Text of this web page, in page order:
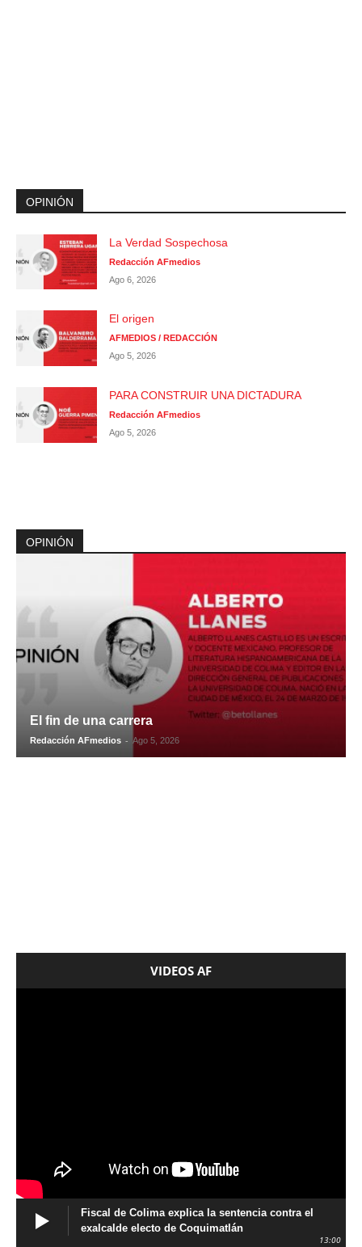
OPINIÓN
La Verdad Sospechosa
Redacción AFmedios
Ago 6, 2026
El origen
AFMEDIOS / REDACCIÓN
Ago 5, 2026
PARA CONSTRUIR UNA DICTADURA
Redacción AFmedios
Ago 5, 2026
OPINIÓN
El fin de una carrera
Redacción AFmedios - Ago 5, 2026
VIDEOS AF
Fiscal de Colima explica la sentencia contra el
exalcalde electo de Coquimatlán
13:00